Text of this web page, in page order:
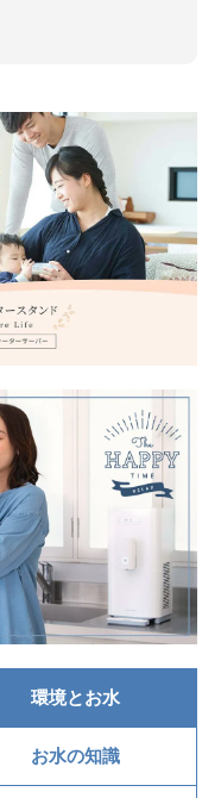
環境とお水
お水の知識